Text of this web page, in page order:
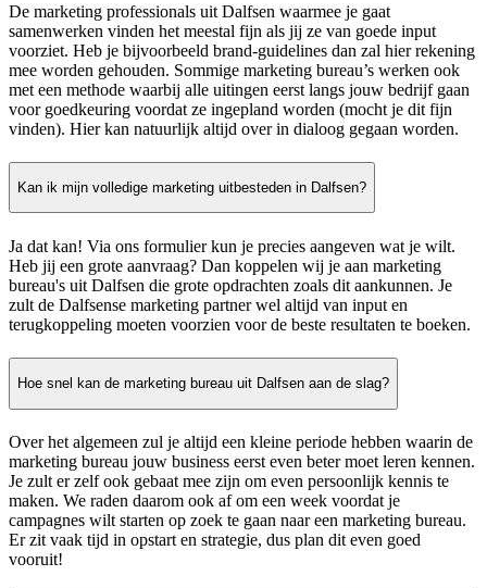
De marketing professionals uit Dalfsen waarmee je gaat
samenwerken vinden het meestal fijn als jij ze van goede input
voorziet. Heb je bijvoorbeeld brand-guidelines dan zal hier rekening
mee worden gehouden. Sommige marketing bureau’s werken ook
met een methode waarbij alle uitingen eerst langs jouw bedrijf gaan
voor goedkeuring voordat ze ingepland worden (mocht je dit fijn
vinden). Hier kan natuurlijk altijd over in dialoog gegaan worden.
Kan ik mijn volledige marketing uitbesteden in Dalfsen?
Ja dat kan! Via ons formulier kun je precies aangeven wat je wilt.
Heb jij een grote aanvraag? Dan koppelen wij je aan marketing
bureau's uit Dalfsen die grote opdrachten zoals dit aankunnen. Je
zult de Dalfsense marketing partner wel altijd van input en
terugkoppeling moeten voorzien voor de beste resultaten te boeken.
Hoe snel kan de marketing bureau uit Dalfsen aan de slag?
Over het algemeen zul je altijd een kleine periode hebben waarin de
marketing bureau jouw business eerst even beter moet leren kennen.
Je zult er zelf ook gebaat mee zijn om even persoonlijk kennis te
maken. We raden daarom ook af om een week voordat je
campagnes wilt starten op zoek te gaan naar een marketing bureau.
Er zit vaak tijd in opstart en strategie, dus plan dit even goed
vooruit!